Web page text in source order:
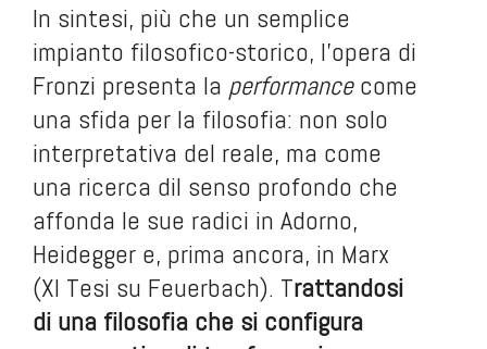
In sintesi, più che un semplice
impianto filosofico-storico, l’opera di
Fronzi presenta la performancecome
una sfida per la filosofia: non solo
interpretativa del reale, ma come
una ricerca dil senso profondo che
affonda le sue radici in Adorno,
Heidegger e, prima ancora, in Marx
(XI Tesi su Feuerbach). Trattandosi
di una filosofia che si configura